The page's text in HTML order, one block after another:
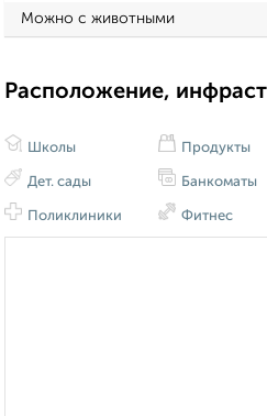
Можно с животными
Расположение,
Школы
Дет. сады
Поликлиники
Продукты
Банкоматы
Фитнес